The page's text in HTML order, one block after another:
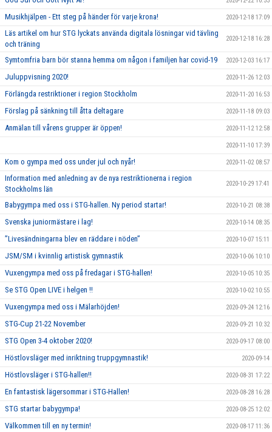
Musikhjälpen - Ett steg på händer för varje krona! 2020-12-18 17:09
Läs artikel om hur STG lyckats använda digitala lösningar vid tävling
och träning
2020-12-18 16:28
Symtomfria barn bör stanna hemma om någon i familjen har covid-19 2020-12-03 16:17
Juluppvisning 2020! 2020-11-26 12:03
Förlängda restriktioner i region Stockholm 2020-11-20 16:53
Förslag på sänkning till åtta deltagare 2020-11-18 09:03
Anmälan till vårens grupper är öppen! 2020-11-12 12:58
2020-11-10 17:39
Kom o gympa med oss under jul och nyår! 2020-11-02 08:57
Information med anledning av de nya restriktionerna i region
Stockholms län
2020-10-29 17:41
Babygympa med oss i STG-hallen. Ny period startar! 2020-10-21 08:38
Svenska juniormästare i lag! 2020-10-14 08:35
”Livesändningarna blev en räddare i nöden” 2020-10-07 15:11
JSM/SM i kvinnlig artistisk gymnastik 2020-10-06 10:10
Vuxengympa med oss på fredagar i STG-hallen! 2020-10-05 10:35
Se STG Open LIVE i helgen !! 2020-10-02 10:55
Vuxengympa med oss i Mälarhöjden! 2020-09-24 12:16
STG-Cup 21-22 November 2020-09-21 10:32
STG Open 3-4 oktober 2020! 2020-09-17 08:00
Höstlovsläger med inriktning truppgymnastik! 2020-09-14
Höstlovsläger i STG-hallen!! 2020-08-31 17:22
En fantastisk lägersommar i STG-Hallen! 2020-08-28 16:28
STG startar babygympa! 2020-08-25 12:02
Välkommen till en ny termin! 2020-08-17 11:36